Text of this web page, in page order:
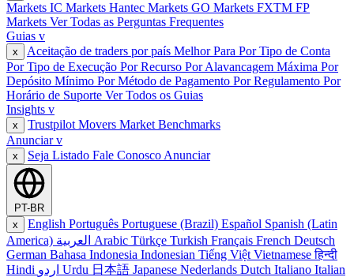
Markets IC Markets Hantec Markets GO Markets FXTM FP
Markets Ver Todas as Perguntas Frequentes
Guias v
x Aceitação de traders por país Melhor Para Por Tipo de Conta
Por Tipo de Execução Por Recurso Por Alavancagem Máxima Por
Depósito Mínimo Por Método de Pagamento Por Regulamento Por
Horário de Suporte Ver Todos os Guias
Insights v
x Trustpilot Movers Market Benchmarks
Anunciarv
x Seja Listado Fale Conosco Anunciar
PT-BR
x
English Português Portuguese (Brazil) Español Spanish (Latin
America) العربية Arabic Türkçe Turkish Français French Deutsch
German Bahasa Indonesia Indonesian Tiếng Việt Vietnamese हिन्दी
Hindi اردو Urdu 日本語 Japanese Nederlands Dutch Italiano Italian